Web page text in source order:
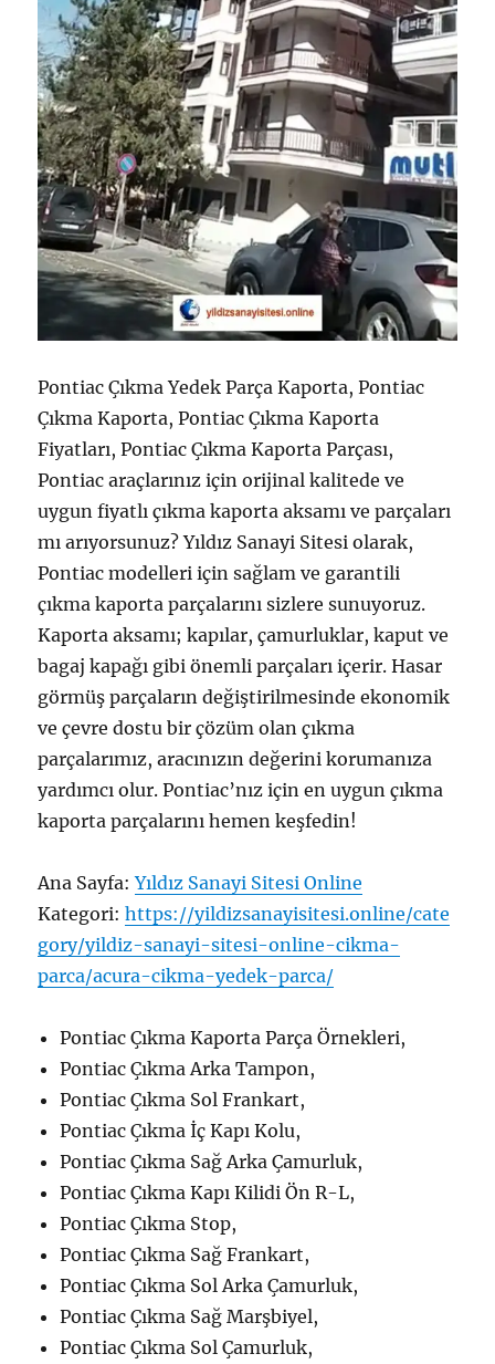
Pontiac Çıkma Yedek Parça Kaporta, Pontiac
Çıkma Kaporta, Pontiac Çıkma Kaporta
Fiyatları, Pontiac Çıkma Kaporta Parçası,
Pontiac araçlarınız için orijinal kalitede ve
uygun fiyatlı çıkma kaporta aksamı ve parçaları
mı arıyorsunuz? Yıldız Sanayi Sitesi olarak,
Pontiac modelleri için sağlam ve garantili
çıkma kaporta parçalarını sizlere sunuyoruz.
Kaporta aksamı; kapılar, çamurluklar, kaput ve
bagaj kapağı gibi önemli parçaları içerir. Hasar
görmüş parçaların değiştirilmesinde ekonomik
ve çevre dostu bir çözüm olan çıkma
parçalarımız, aracınızın değerini korumanıza
yardımcı olur. Pontiac’nız için en uygun çıkma
kaporta parçalarını hemen keşfedin!
Ana Sayfa:Yıldız Sanayi Sitesi Online
Kategori:https://yildizsanayisitesi.online/cate
gory/yildiz-sanayi-sitesi-online-cikma-
parca/acura-cikma-yedek-parca/
Pontiac Çıkma Kaporta Parça Örnekleri,
Pontiac Çıkma Arka Tampon,
Pontiac Çıkma Sol Frankart,
Pontiac Çıkma İç Kapı Kolu,
Pontiac Çıkma Sağ Arka Çamurluk,
Pontiac Çıkma Kapı Kilidi Ön R-L,
Pontiac Çıkma Stop,
Pontiac Çıkma Sağ Frankart,
Pontiac Çıkma Sol Arka Çamurluk,
Pontiac Çıkma Sağ Marşbiyel,
Pontiac Çıkma Sol Çamurluk,